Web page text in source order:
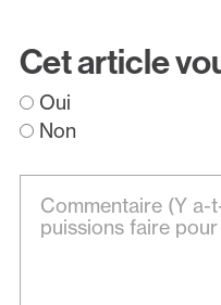
Cet article
Oui
Non